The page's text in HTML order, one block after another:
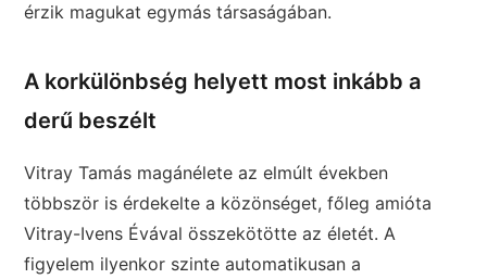
érzik magukat egymás társaságában.
A korkülönbség helyett most inkább a
derű beszélt
Vitray Tamás magánélete az elmúlt években
többször is érdekelte a közönséget, főleg amióta
Vitray-Ivens Évával összekötötte az életét. A
figyelem ilyenkor szinte automatikusan a